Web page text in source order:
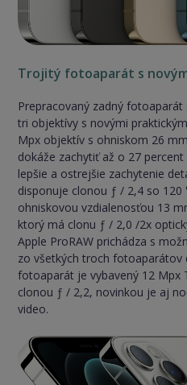
Trojitý fotoaparát s
Prepracovaný zadný
tri objektívy s novými
Mpx objektív s ohniskom 26
dokáže zachytiť až o 27
lepšie a ostrejšie zachytenie
disponuje clonou ƒ / 2,4 so 120
ohniskovou vzdialenosťou 13
ktorý má clonu ƒ / 2,0 /2x
Apple ProRAW prichádza s
zo všetkých troch fotoaparátov
fotoaparát je vybavený 12 Mpx
clonou ƒ / 2,2, novinkou je aj
video.